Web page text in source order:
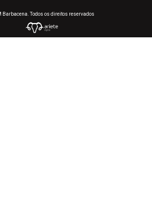
Barbacena. Todos os direitos reservados